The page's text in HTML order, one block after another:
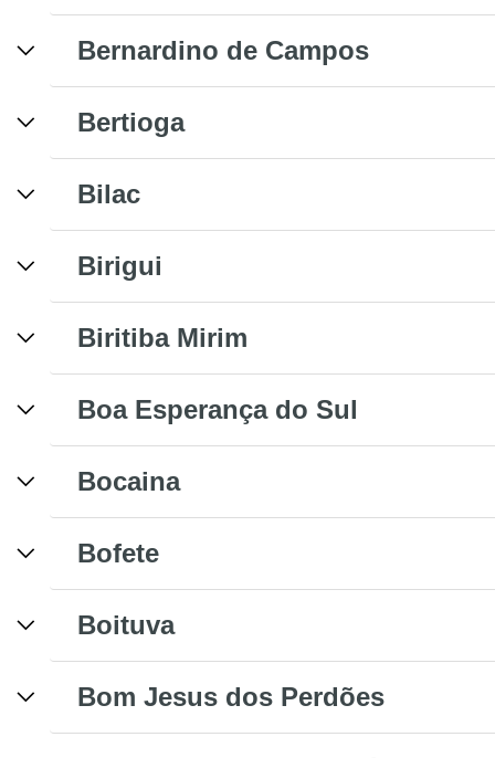
Bernardino de Campos
Bertioga
Bilac
Birigui
Biritiba Mirim
Boa Esperança do Sul
Bocaina
Bofete
Boituva
Bom Jesus dos Perdões